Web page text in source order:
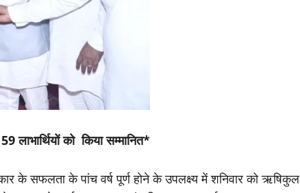
को किया सम्मानित*
के सफलता के पांच वर्ष पूर्ण होने के उपलक्ष्य में शनिवार को ऋषिकुल